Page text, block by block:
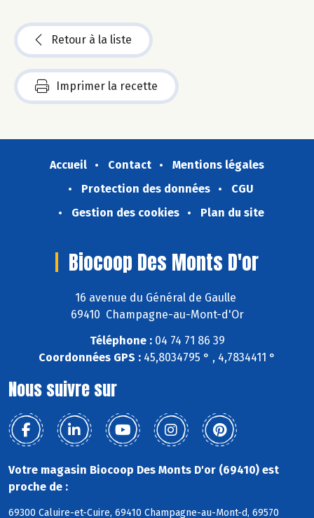
Retour à la liste
Imprimer la recette
Accueil Contact
Mentions légales
Protection des données
CGU
Gestion des cookies
Plan du site
Biocoop Des Monts D'or
16 avenue du Général de Gaulle
69410 Champagne-au-Mont-d'Or
Téléphone :04 74 71 86 39
Coordonnées GPS : 45,8034795 ° , 4,7834411 °
Nous suivre sur
Votre magasin Biocoop Des Monts D'or (69410) est
proche de :
69300 Caluire-et-Cuire, 69410 Champagne-au-Mont-d, 69570